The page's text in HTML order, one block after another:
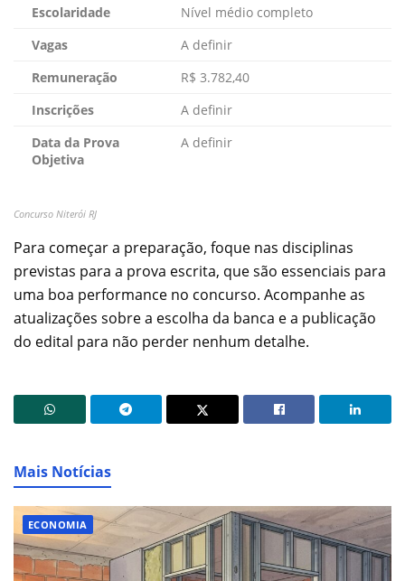
Escolaridade
Nível médio completo
Vagas
A definir
Remuneração
R$ 3.782,40
Inscrições
A definir
Data da Prova
Objetiva
A definir
Concurso Niterói RJ
Para começar a preparação, foque nas disciplinas
previstas para a prova escrita, que são essenciais para
uma boa performance no concurso. Acompanhe as
atualizações sobre a escolha da banca e a publicação
do edital para não perder nenhum detalhe.
Mais Notícias
ECONOMIA